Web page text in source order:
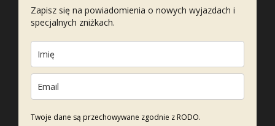
Zapisz się na powiadomienia o nowych wyjazdach i
specjalnych zniżkach.
Twoje dane są przechowywane zgodnie z RODO.